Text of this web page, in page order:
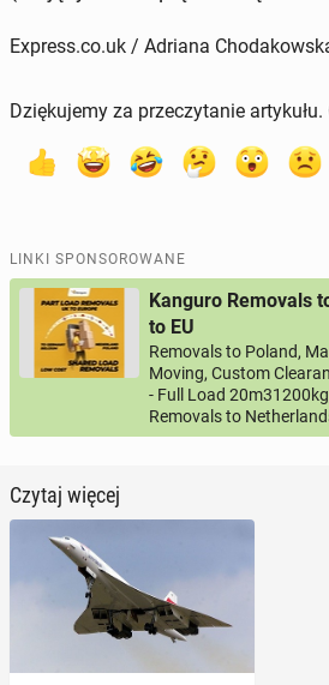
Express.co.uk / Adriana
Dziękujemy za przeczytanie
LINKI SPONSOROWANE
Kanguro Removals
to EU
Removals to Poland,
Moving, Custom
- Full Load
Removals to
Czytaj więcej